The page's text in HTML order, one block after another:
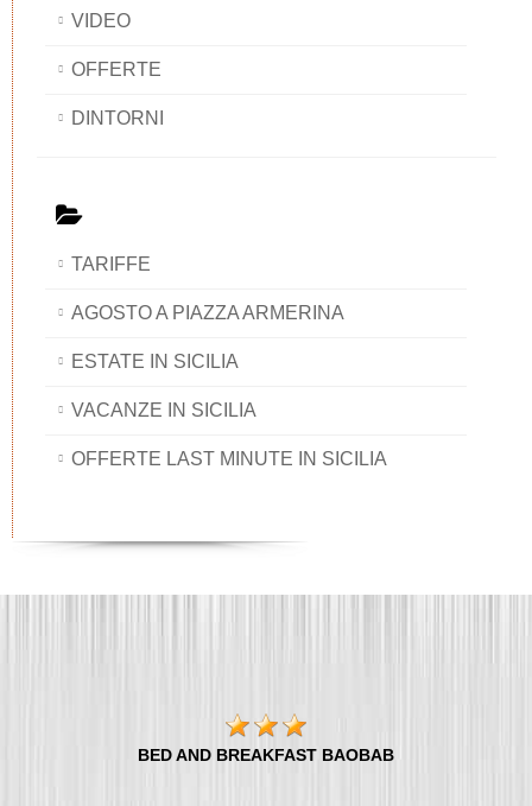
VIDEO
OFFERTE
DINTORNI
TARIFFE
AGOSTO A PIAZZA ARMERINA
ESTATE IN SICILIA
VACANZE IN SICILIA
OFFERTE LAST MINUTE IN SICILIA
BED AND BREAKFAST BAOBAB